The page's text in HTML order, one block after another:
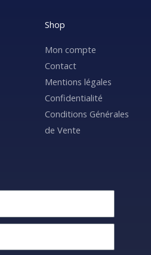
Shop
Mon compte
Contact
Mentions légales
Confidentialité
Conditions Générales
de Vente